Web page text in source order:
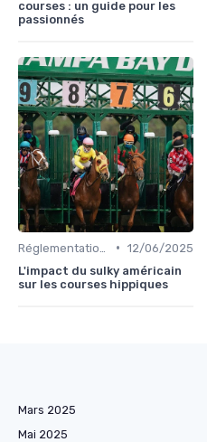
courses : un guide pour les
passionnés
• 12/06/2025
L'impact du sulky américain
sur les courses hippiques
Mars 2025
Mai 2025